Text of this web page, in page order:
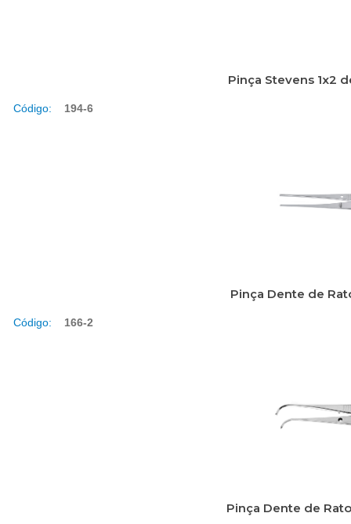
Pinça Stevens 1x2
Código: 194-6
Pinça Dente de
Código: 166-2
Pinça Dente de